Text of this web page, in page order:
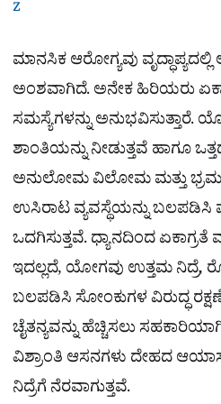
z
ಮಾನಸಿಕ ಆರೋಗ್ಯವು
ಅಂಶವಾಗಿದೆ. ಅನೇಕ ಹಿರಿಯರು
ಸಮಸ್ಯೆಗಳನ್ನು ಅನುಭವಿಸುತ್ತಾರೆ.
ಶಾಂತಿಯನ್ನು ನೀಡುತ್ತವೆ ಹಾಗೂ
ಅನುಲೋಮ ವಿಲೋಮ ಮತ್ತು
ಉಸಿರಾಟ ವ್ಯವಸ್ಥೆಯನ್ನು ಬಲಪಡಿಸಿ
ಒದಗಿಸುತ್ತವೆ. ಧ್ಯಾನದಿಂದ ಏಕಾಗ್ರತೆ
ಇದಲ್ಲದೆ, ಯೋಗವು ಉತ್ತಮ ನಿದ್ರೆ,
ಬಲಪಡಿಸಿ ಸೋಂಕುಗಳ ವಿರುದ್ಧ
ಚೈತನ್ಯವನ್ನು ಹೆಚ್ಚಿಸಲು
ವಿಶ್ರಾಂತಿ ಆಸನಗಳು ದೇಹದ
ನಿದ್ರೆಗೆ ನೆರವಾಗುತ್ತವೆ.